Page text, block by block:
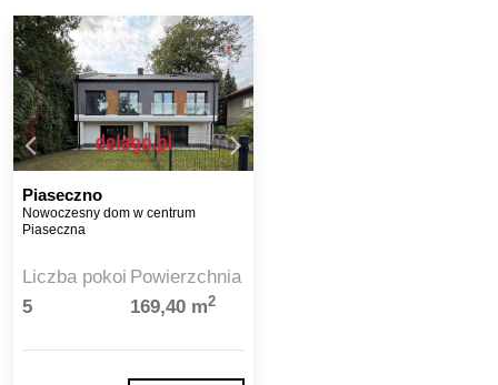
Piaseczno
Nowoczesny dom w centrum
Piaseczna
Liczba pokoi
5
Powierzchnia
169,40 m2